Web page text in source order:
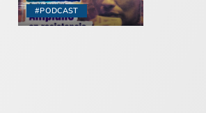
#PODCAST